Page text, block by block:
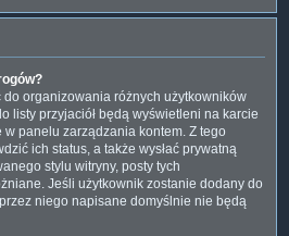
do organizowania różnych użytkowników
listy przyjaciół będą wyświetleni na karcie
panelu zarządzania kontem. Z tego
ich status, a także wysłać prywatną
stylu witryny, posty tych
Jeśli użytkownik zostanie dodany do
niego napisane domyślnie nie będą